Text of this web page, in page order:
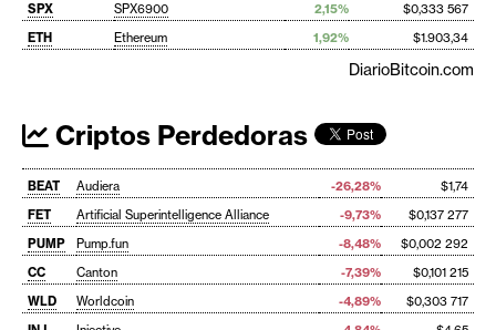
SPX
SPX6900 2,15%
$0,333 567
ETH
Ethereum 1,92% $1.903,34
DiarioBitcoin.com
Criptos Perdedoras
BEAT Audiera -26,28%
$1,74
FET
Artificial Superintelligence Alliance -9,73%
$0,137 277
PUMP
Pump.fun -8,48%
$0,002 292
CC
Canton -7,39%
$0,101 215
WLD
Worldcoin -4,89%
$0,303 717